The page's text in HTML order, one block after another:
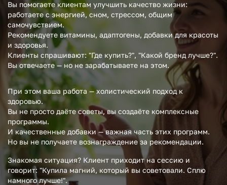
Вы помогаете клиентам улучшить качество жизни:
работаете с энергией, сном, стрессом, общим
самочувствием.
Рекомендуете витамины, адаптогены, добавки для красоты
и здоровья.
Клиенты спрашивают: "Где купить?", "Какой бренд лучше?".
Вы отвечаете — но не зарабатываете на этом.
При этом ваша работа — холистический подход к
здоровью.
Вы не просто даёте советы, вы создаёте комплексные
программы.
И качественные добавки — важная часть этих программ.
Но вы не получаете вознаграждение за рекомендации.
Знакомая ситуация? Клиент приходит на сессию и
говорит: "Купила магний, который вы советовали. Сплю
намного лучше!".